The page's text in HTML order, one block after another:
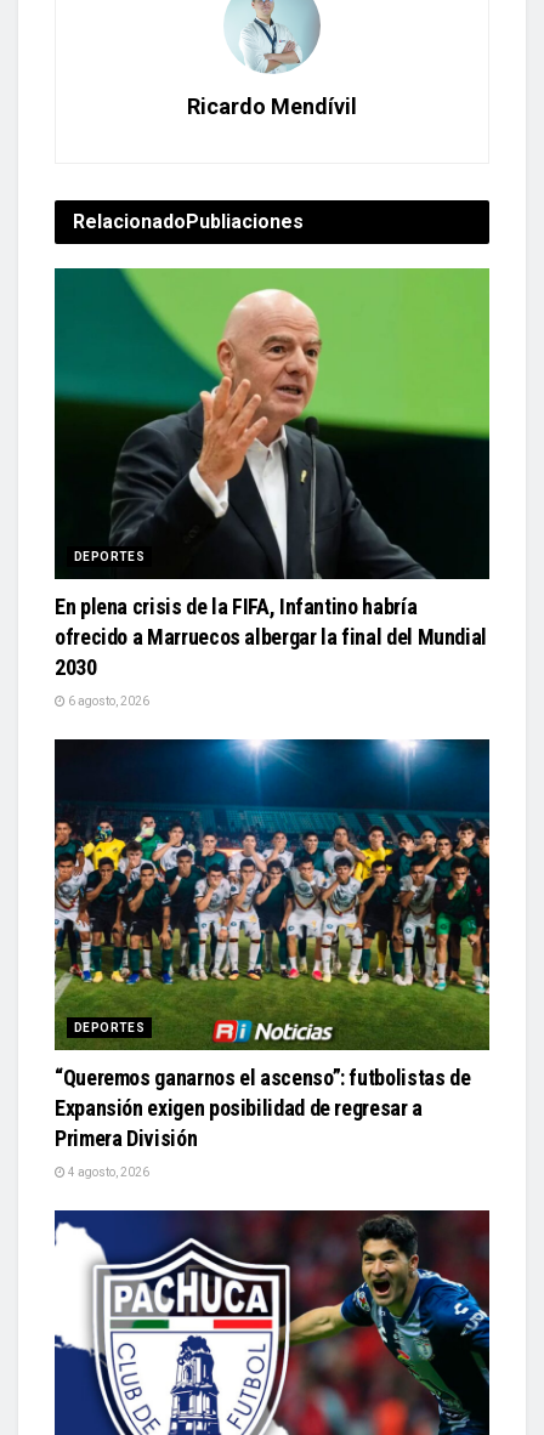
Ricardo Mendívil
Relacionado Publiaciones
DEPORTES
En plena crisis de la FIFA, Infantino habría
ofrecido a Marruecos albergar la final del Mundial
2030
6 agosto, 2026
DEPORTES
“Queremos ganarnos el ascenso”: futbolistas de
Expansión exigen posibilidad de regresar a
Primera División
4 agosto, 2026